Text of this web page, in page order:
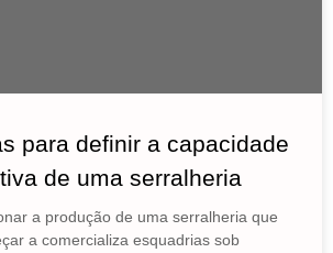
para definir a capacidade
de uma serralheria
a produção de uma serralheria que
a comercializa esquadrias sob